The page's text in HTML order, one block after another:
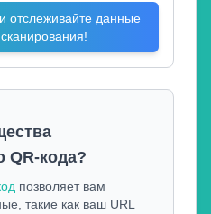
отслеживайте данные
QR-кода?
позволяет вам
такие как ваш URL